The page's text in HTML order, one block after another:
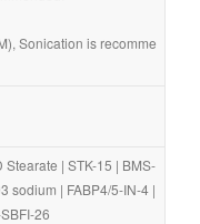
Stearate | STK-15 | BMS-
sodium | FABP4/5-IN-4
26